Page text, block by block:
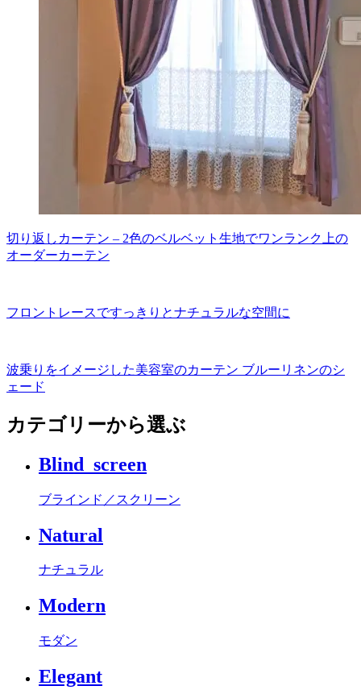
切り返しカーテン – 2色のベルベット生地でワンランク上の
オーダーカーテン
フロントレースですっきりとナチュラルな空間に
波乗りをイメージした美容室のカーテン ブルーリネンのシ
ェード
カテゴリーから選ぶ
Blind_screen
ブラインド／スクリーン
Natural
ナチュラル
Modern
モダン
Elegant